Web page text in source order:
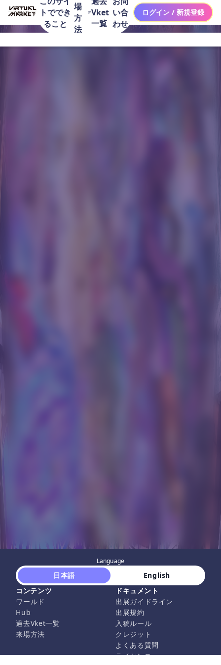
トででき
ること
場
方
法
Vket
一覧
い合
わせ
ログイン / 新規登録
Language
日本語
English
コンテンツ
ワールド
Hub
過去Vket一覧
来場方法
ドキュメント
出展ガイドライン
出展規約
入稿ルール
クレジット
よくある質問
ライセンス